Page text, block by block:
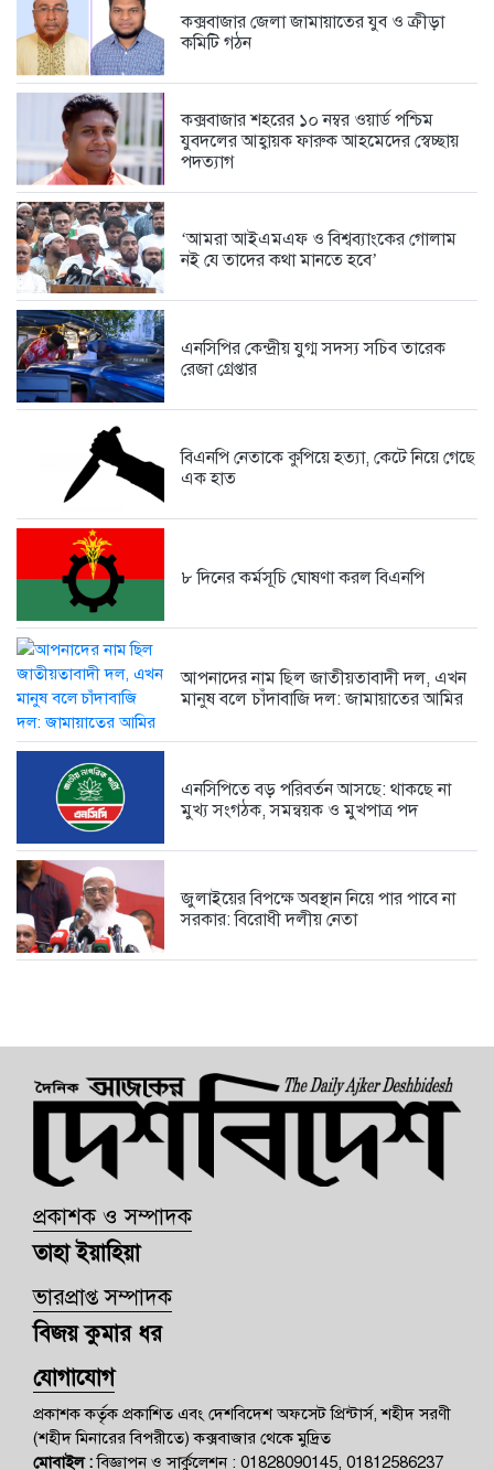
স্কপ কেন্দ্রীয় নেতৃবৃন্দের সঙ্গে কক্সবাজার...
সামুদ্রিক পরিবেশ রক্ষায় কুতুবদিয়া ব্লু...
সরকারের রাজস্ব বৃদ্ধি এবং সাধারণ...
5 days আগে
1 week আগে
1 week আগে
কক্সবাজার জেলা জামায়াতের যুব ও ক্রীড়া
কমিটি গঠন
কক্সবাজার শহরের ১০ নম্বর ওয়ার্ড পশ্চিম
যুবদলের আহ্বায়ক ফারুক আহমেদের স্বেচ্ছায়
পদত্যাগ
‘আমরা আইএমএফ ও বিশ্বব্যাংকের গোলাম
নই যে তাদের কথা মানতে হবে’
এনসিপির কেন্দ্রীয় যুগ্ম সদস্য সচিব তারেক
রেজা গ্রেপ্তার
বিএনপি নেতাকে কুপিয়ে হত্যা, কেটে নিয়ে গেছে
এক হাত
৮ দিনের কর্মসূচি ঘোষণা করল বিএনপি
আপনাদের নাম ছিল জাতীয়তাবাদী দল, এখন
মানুষ বলে চাঁদাবাজি দল: জামায়াতের আমির
এনসিপিতে বড় পরিবর্তন আসছে: থাকছে না
মুখ্য সংগঠক, সমন্বয়ক ও মুখপাত্র পদ
জুলাইয়ের বিপক্ষে অবস্থান নিয়ে পার পাবে না
সরকার: বিরোধী দলীয় নেতা
প্রকাশক ও সম্পাদক
তাহা ইয়াহিয়া
ভারপ্রাপ্ত সম্পাদক
বিজয় কুমার ধর
যোগাযোগ
প্রকাশক কর্তৃক প্রকাশিত এবং দেশবিদেশ অফসেট প্রিন্টার্স, শহীদ সরণী
(শহীদ মিনারের বিপরীতে) কক্সবাজার থেকে মুদ্রিত
মোবাইল :বিজ্ঞাপন ও সার্কুলেশন : 01828090145, 01812586237